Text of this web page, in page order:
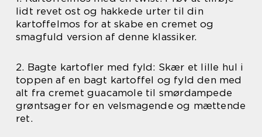
lidt revet ost og hakkede urter til din
kartoffelmos for at skabe en cremet og
smagfuld version af denne klassiker.
2. Bagte kartofler med fyld: Skær et lille hul i
toppen af en bagt kartoffel og fyld den med
alt fra cremet guacamole til smørdampede
grøntsager for en velsmagende og mættende
ret.